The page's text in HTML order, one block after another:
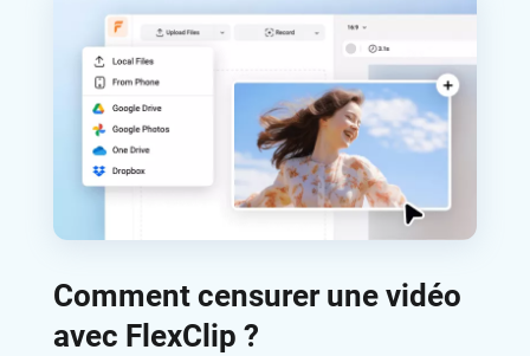
Comment censurer une vidéo
avec FlexClip ?